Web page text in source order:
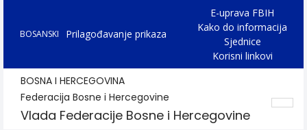
BOSANSKI Prilagođavanje prikaza
E-uprava FBIH
Kako do informacija
Sjednice
Korisni linkovi
BOSNA I HERCEGOVINA
Federacija Bosne i Hercegovine
Vlada Federacije Bosne i Hercegovine